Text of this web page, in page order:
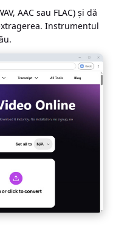
AAC sau FLAC) și dă
Instrumentul